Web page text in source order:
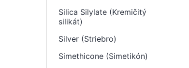
Silica Silylate (Kremičitý
silikát)
Silver (Striebro)
Simethicone (Simetikón)